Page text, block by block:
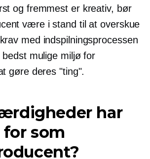
og fremmest er kreativ, bør
være i stand til at overskue
med indspilningsprocessen
mulige miljø for
gøre deres "ting".
har
som